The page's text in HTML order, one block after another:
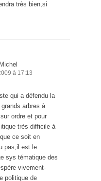
très bien,si
à 17:13
qui a défendu la
arbres à
ordre et pour
très difficile à
ce soit en
pas,il est le
sys tématique des
vivement-
politique de